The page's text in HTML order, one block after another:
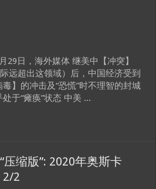
日，海外媒体 继美中【冲突】
际远超出这领域）后，中国经济受到
】的冲击及“恐慌”时不理智的封城
于“瘫痪”状态 中美 ...
压缩版”: 2020年奥斯卡
2/2